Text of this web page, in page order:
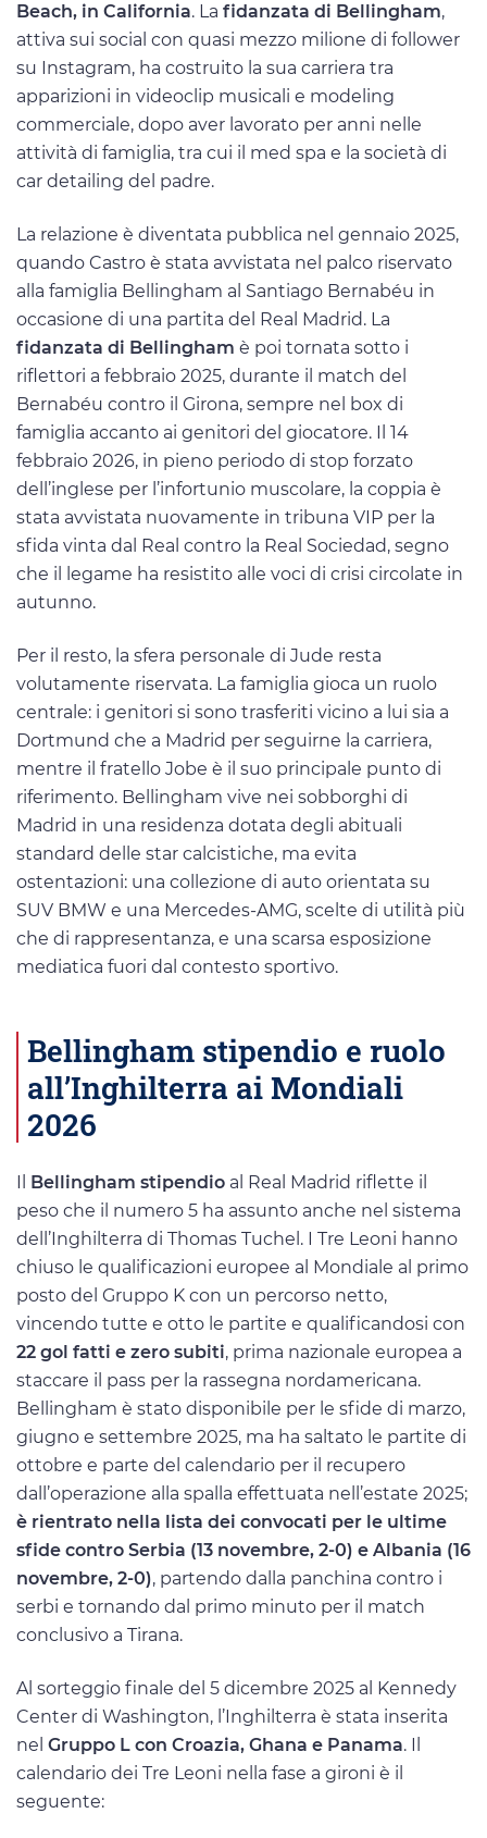
Beach, in California. La fidanzata di Bellingham,
attiva sui social con quasi mezzo milione di follower
su Instagram, ha costruito la sua carriera tra
apparizioni in videoclip musicali e modeling
commerciale, dopo aver lavorato per anni nelle
attività di famiglia, tra cui il med spa e la società di
car detailing del padre.
La relazione è diventata pubblica nel gennaio 2025,
quando Castro è stata avvistata nel palco riservato
alla famiglia Bellingham al Santiago Bernabéu in
occasione di una partita del Real Madrid. La
fidanzata di Bellingham è poi tornata sotto i
riflettori a febbraio 2025, durante il match del
Bernabéu contro il Girona, sempre nel box di
famiglia accanto ai genitori del giocatore. Il 14
febbraio 2026, in pieno periodo di stop forzato
dell’inglese per l’infortunio muscolare, la coppia è
stata avvistata nuovamente in tribuna VIP per la
sfida vinta dal Real contro la Real Sociedad, segno
che il legame ha resistito alle voci di crisi circolate in
autunno.
Per il resto, la sfera personale di Jude resta
volutamente riservata. La famiglia gioca un ruolo
centrale: i genitori si sono trasferiti vicino a lui sia a
Dortmund che a Madrid per seguirne la carriera,
mentre il fratello Jobe è il suo principale punto di
riferimento. Bellingham vive nei sobborghi di
Madrid in una residenza dotata degli abituali
standard delle star calcistiche, ma evita
ostentazioni: una collezione di auto orientata su
SUV BMW e una Mercedes-AMG, scelte di utilità più
che di rappresentanza, e una scarsa esposizione
mediatica fuori dal contesto sportivo.
Bellingham stipendio e ruolo
all’Inghilterra ai Mondiali
2026
Il Bellingham stipendio al Real Madrid riflette il
peso che il numero 5 ha assunto anche nel sistema
dell’Inghilterra di Thomas Tuchel. I Tre Leoni hanno
chiuso le qualificazioni europee al Mondiale al primo
posto del Gruppo K con un percorso netto,
vincendo tutte e otto le partite e qualificandosi con
22 gol fatti e zero subiti, prima nazionale europea a
staccare il pass per la rassegna nordamericana.
Bellingham è stato disponibile per le sfide di marzo,
giugno e settembre 2025, ma ha saltato le partite di
ottobre e parte del calendario per il recupero
dall’operazione alla spalla effettuata nell’estate 2025;
è rientrato nella lista dei convocati per le ultime
sfide contro Serbia (13 novembre, 2-0) e Albania (16
novembre, 2-0), partendo dalla panchina contro i
serbi e tornando dal primo minuto per il match
conclusivo a Tirana.
Al sorteggio finale del 5 dicembre 2025 al Kennedy
Center di Washington, l’Inghilterra è stata inserita
nel Gruppo L con Croazia, Ghana e Panama. Il
calendario dei Tre Leoni nella fase a gironi è il
seguente: